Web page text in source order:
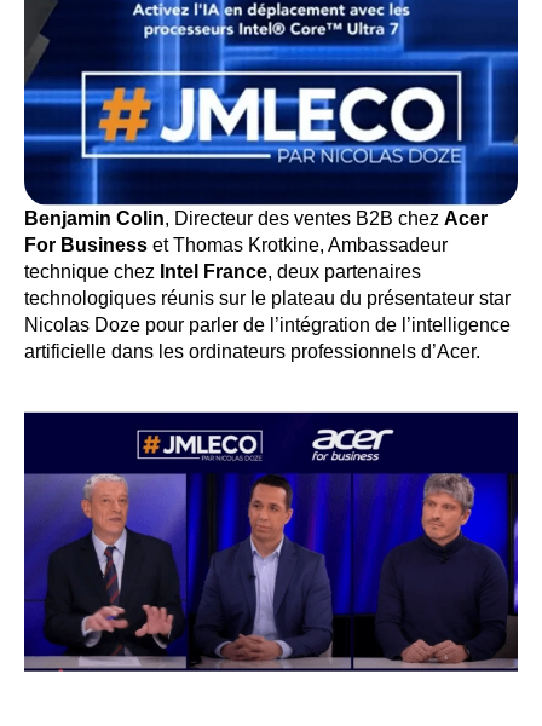
Benjamin Colin, Directeur des ventes B2B chez Acer
For Business et Thomas Krotkine, Ambassadeur
technique chez Intel France, deux partenaires
technologiques réunis sur le plateau du présentateur star
Nicolas Doze pour parler de l’intégration de l’intelligence
artificielle dans les ordinateurs professionnels d’Acer.